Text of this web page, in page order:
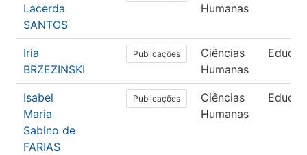
Lacerda
SANTOS
Humanas
Iria
BRZEZINSKI
Publicações
Ciências
Humanas
Isabel
Maria
Sabino de
FARIAS
Publicações
Ciências
Humanas